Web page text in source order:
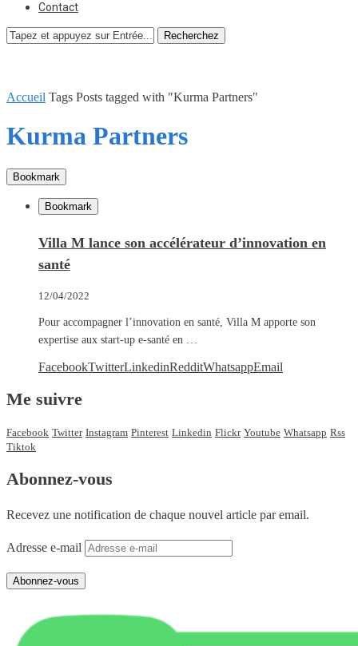
Contact
Recherchez
Accueil Tags Posts tagged with "Kurma Partners"
Kurma Partners
Bookmark
Bookmark
Villa M lance son accélérateur d’innovation en
santé
12/04/2022
Pour accompagner l’innovation en santé, Villa M apporte son
expertise aux start-up e-santé en …
FacebookTwitterLinkedinRedditWhatsappEmail
Me suivre
Facebook Twitter Instagram Pinterest Linkedin Flickr Youtube Whatsapp Rss
Tiktok
Abonnez-vous
Recevez une notification de chaque nouvel article par email.
Adresse e-mail
Abonnez-vous